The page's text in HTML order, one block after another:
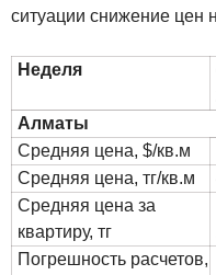
ситуации снижение цен
Неделя
Алматы
Средняя цена, $/кв.м
Средняя цена, тг/кв.м
Средняя цена за
квартиру, тг
Погрешность расчетов,